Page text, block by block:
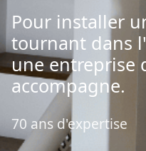
Pour installer
tournant dans
une entreprise
accompagne.
70 ans d'expertise